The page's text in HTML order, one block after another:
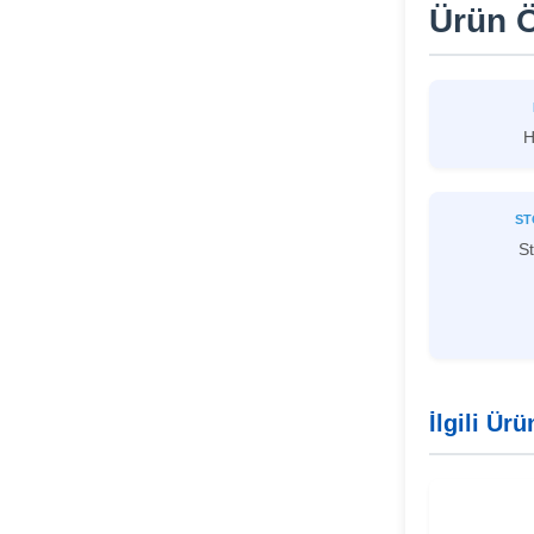
Ürün
İlgili